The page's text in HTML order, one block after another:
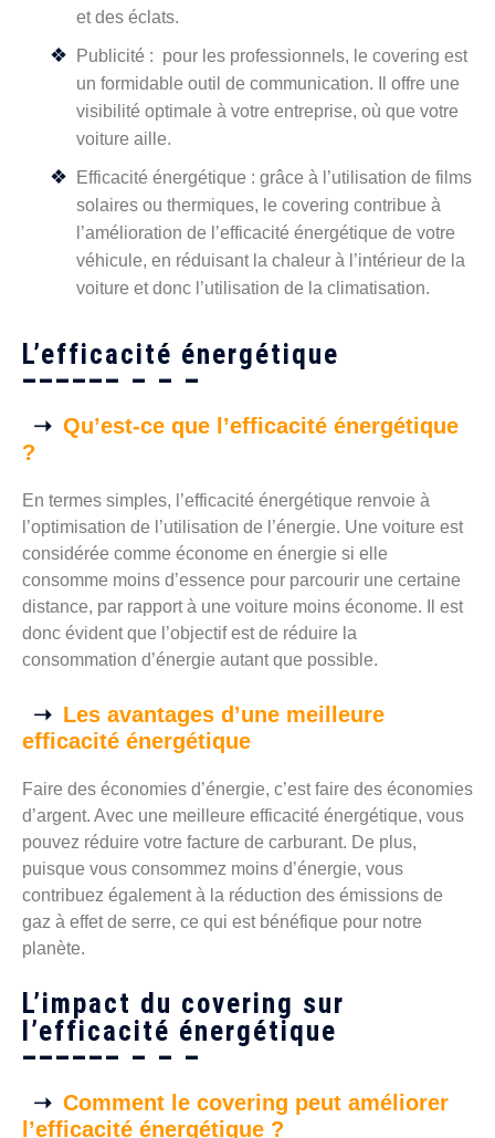
et des éclats.
Publicité : pour les professionnels, le covering est
un formidable outil de communication. Il offre une
visibilité optimale à votre entreprise, où que votre
voiture aille.
Efficacité énergétique : grâce à l’utilisation de films
solaires ou thermiques, le covering contribue à
l’amélioration de l’efficacité énergétique de votre
véhicule, en réduisant la chaleur à l’intérieur de la
voiture et donc l’utilisation de la climatisation.
L’efficacité énergétique
Qu’est-ce que l’efficacité énergétique
?
En termes simples, l’efficacité énergétique renvoie à
l’optimisation de l’utilisation de l’énergie. Une voiture est
considérée comme économe en énergie si elle
consomme moins d’essence pour parcourir une certaine
distance, par rapport à une voiture moins économe. Il est
donc évident que l’objectif est de réduire la
consommation d’énergie autant que possible.
Les avantages d’une meilleure
efficacité énergétique
Faire des économies d’énergie, c’est faire des économies
d’argent. Avec une meilleure efficacité énergétique, vous
pouvez réduire votre facture de carburant. De plus,
puisque vous consommez moins d’énergie, vous
contribuez également à la réduction des émissions de
gaz à effet de serre, ce qui est bénéfique pour notre
planète.
L’impact du covering sur
l’efficacité énergétique
Comment le covering peut améliorer
l’efficacité énergétique ?